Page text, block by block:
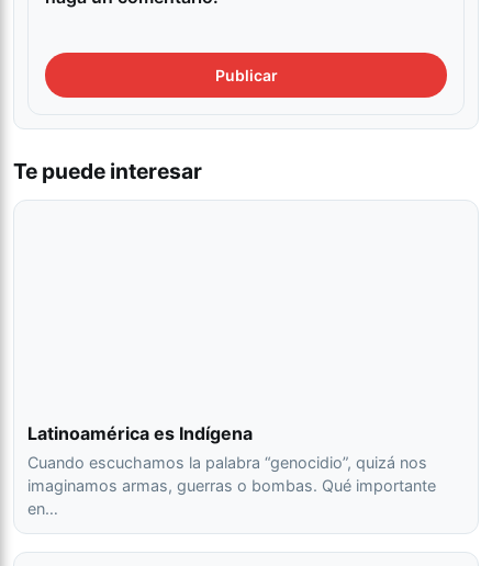
Te puede interesar
Latinoamérica es Indígena
Cuando escuchamos la palabra “genocidio”, quizá nos
imaginamos armas, guerras o bombas. Qué importante
en…